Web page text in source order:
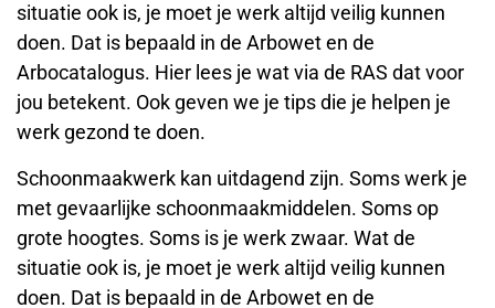
situatie ook is, je moet je werk altijd veilig kunnen
doen. Dat is bepaald in de Arbowet en de
Arbocatalogus. Hier lees je wat via de RAS dat voor
jou betekent. Ook geven we je tips die je helpen je
werk gezond te doen.
Schoonmaakwerk kan uitdagend zijn. Soms werk je
met gevaarlijke schoonmaakmiddelen. Soms op
grote hoogtes. Soms is je werk zwaar. Wat de
situatie ook is, je moet je werk altijd veilig kunnen
doen. Dat is bepaald in de Arbowet en de